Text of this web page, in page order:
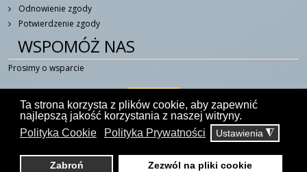
Ta strona korzysta z plików cookie, aby zapewnić
najlepszą jakość korzystania z naszej witryny.
Polityka Cookie
Polityka Prywatności Ustawienia ◮
Zabroń Zezwól na pliki cookie
Odnowienie zgody
Potwierdzenie zgody
WSPOMÓŻ NAS
Prosimy o wsparcie
© 2014 - 2026 W Duchu Świętym - Portal Katolicki
kontakt@wduchuswietym.com